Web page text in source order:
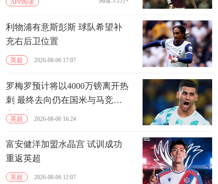
APP阅读
利物浦有意斯彭斯 球队希望补
充右后卫位置
英超 2026-08-06 17:07
罗梅罗预计将以4000万镑离开热
刺 最终去向仍在国米与马竞的
竞争中
英超 2026-08-06 16:24
富安健洋加盟水晶宫 试训成功
重返英超
英超 2026-08-06 12:07